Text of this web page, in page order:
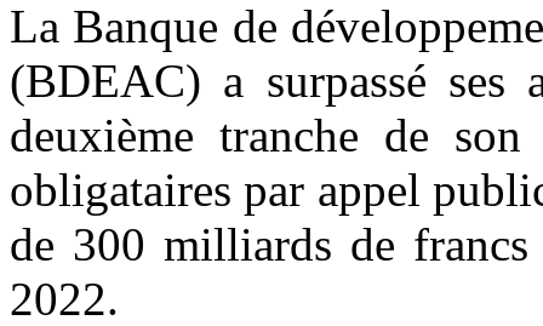
La Banque de
(BDEAC) a surpassé ses
deuxième tranche de son
obligataires par appel
de 300 milliards de
2022.